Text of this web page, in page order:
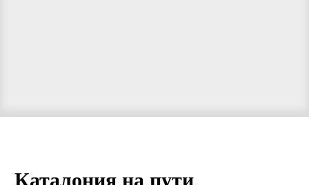
Каталония на пути